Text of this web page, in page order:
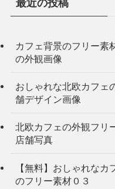
最近の投稿
カフェ背景のフリー素
の外観画像
おしゃれな北欧カフェ
舗デザイン画像
北欧カフェの外観フリ
店舗写真
【無料】おしゃれな
のフリー素材０３